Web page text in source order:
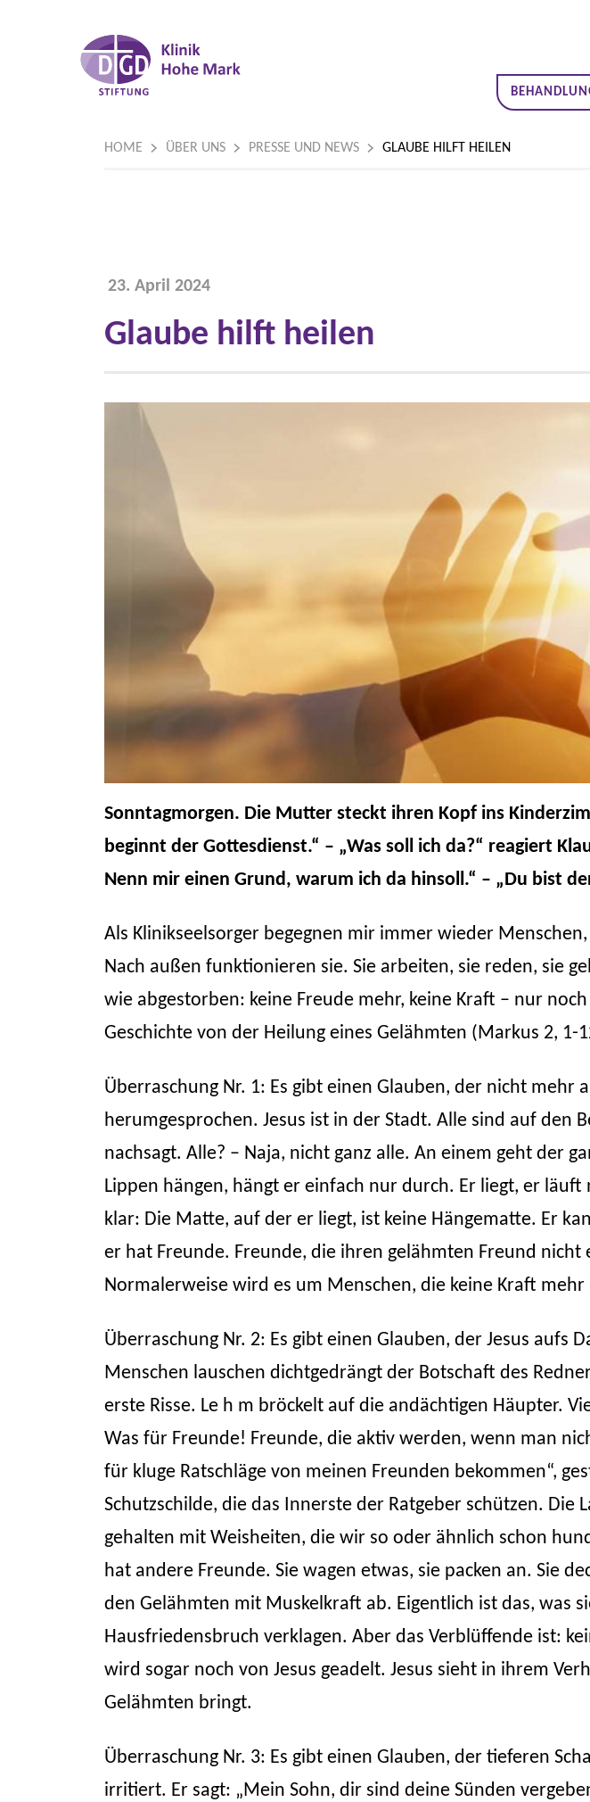
HOME ÜBER UNS PRESSE UND NEWS GLAUBE HILFT HEILEN
23. April 2024
Glaube hilft heilen
Sonntagmorgen. Die Mutter steckt ihren Kopf ins
beginnt der Gottesdienst.“ – „Was soll ich da?“ reagiert
Nenn mir einen Grund, warum ich da hinsoll.“ – „Du bist
Als Klinikseelsorger begegnen mir immer wieder
Nach außen funktionieren sie. Sie arbeiten, sie reden, sie
wie abgestorben: keine Freude mehr, keine Kraft – nur
Geschichte von der Heilung eines Gelähmten (Markus 2,
Überraschung Nr. 1: Es gibt einen Glauben, der nicht mehr
herumgesprochen. Jesus ist in der Stadt. Alle sind auf
nachsagt. Alle? – Naja, nicht ganz alle. An einem geht der
Lippen hängen, hängt er einfach nur durch. Er liegt, er
klar: Die Matte, auf der er liegt, ist keine Hängematte. Er
er hat Freunde. Freunde, die ihren gelähmten Freund
Normalerweise wird es um Menschen, die keine Kraft
Überraschung Nr. 2: Es gibt einen Glauben, der Jesus aufs
Menschen lauschen dichtgedrängt der Botschaft des
erste Risse. Le h m bröckelt auf die andächtigen Häupter.
Was für Freunde! Freunde, die aktiv werden, wenn man
für kluge Ratschläge von meinen Freunden bekommen“,
Schutzschilde, die das Innerste der Ratgeber schützen.
gehalten mit Weisheiten, die wir so oder ähnlich schon
hat andere Freunde. Sie wagen etwas, sie packen an. Sie
den Gelähmten mit Muskelkraft ab. Eigentlich ist das, was
Hausfriedensbruch verklagen. Aber das Verblüffende ist:
wird sogar noch von Jesus geadelt. Jesus sieht in ihrem
Gelähmten bringt.
Überraschung Nr. 3: Es gibt einen Glauben, der tieferen
irritiert. Er sagt: „Mein Sohn, dir sind deine Sünden